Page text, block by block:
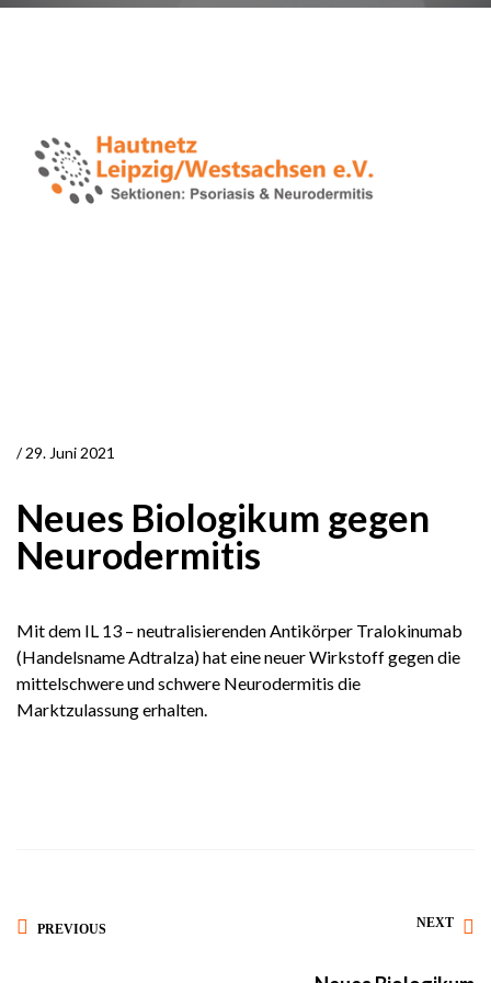
/ 29. Juni 2021
Neues Biologikum gegen
Neurodermitis
Mit dem IL 13 – neutralisierenden Antikörper Tralokinumab
(Handelsname Adtralza) hat eine neuer Wirkstoff gegen die
mittelschwere und schwere Neurodermitis die
Marktzulassung erhalten.
PREVIOUS NEXT